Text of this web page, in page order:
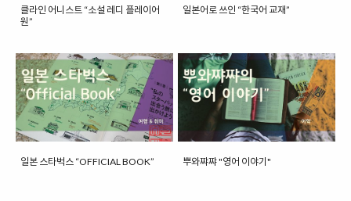
클라인 어니스트 “소설 레디 플레이어
원”
일본어로 쓰인 “한국어 교재”
일본 스타벅스 “OFFICIAL BOOK” 뿌와쨔쨔 "영어 이야기"